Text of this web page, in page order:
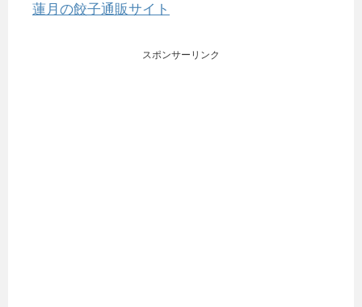
蓮月の餃子通販サイト
スポンサーリンク